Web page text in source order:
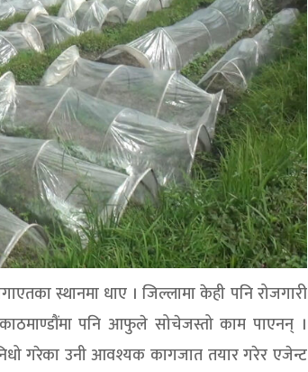
स्थानमा धाए । जिल्लामा केही पनि रोजगारी
पनि आफुले सोचेजस्तो काम पाएनन् ।
गरेका उनी आवश्यक कागजात तयार गरेर एजेन्ट